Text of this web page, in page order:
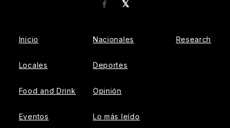
𝕏
Facebook
Inicio
Locales
Food and Drink
Eventos
Nacionales
Deportes
Opinión
Lo más leído
Research